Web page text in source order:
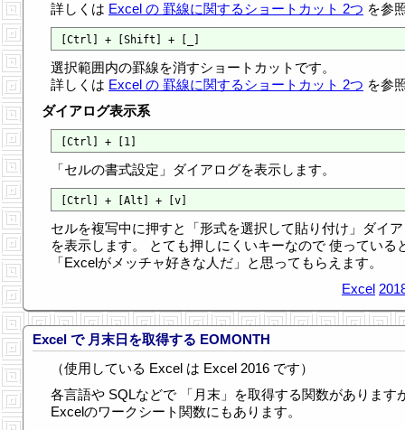
詳しくは Excel の 罫線に関するショートカット 2つ を参
選択範囲内の罫線を消すショートカットです。
詳しくは Excel の 罫線に関するショートカット 2つ を参
ダイアログ表示系
「セルの書式設定」ダイアログを表示します。
セルを複写中に押すと「形式を選択して貼り付け」ダイ
を表示します。 とても押しにくいキーなので 使っている
「Excelがメッチャ好きな人だ」と思ってもらえます。
Excel
Excel で 月末日を取得する EOMONTH
（使用している Excel は Excel 2016 です）
各言語や SQLなどで 「月末」を取得する関数があります
Excelのワークシート関数にもあります。